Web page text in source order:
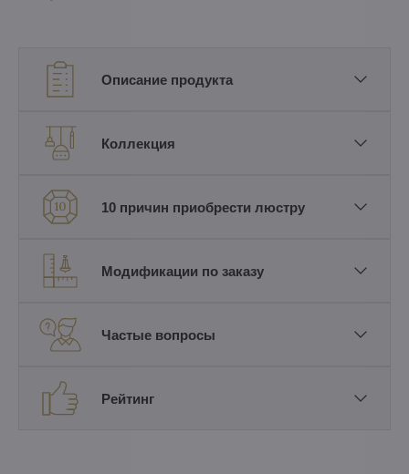
Описание продукта
Коллекция
10 причин приобрести люстру
Модификации по заказу
Частые вопросы
Рейтинг